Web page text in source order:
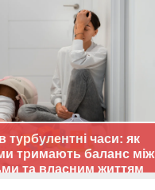
турбулентні часи: як
тримають баланс між
та власним життям